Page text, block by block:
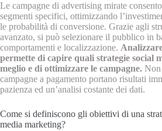
Le campagne di advertising mirate
segmenti specifici, ottimizzando
le probabilità di conversione. Grazie agli
avanzato, si può selezionare il pubblico in
comportamenti e localizzazione.
permette di capire quali strategie social
meglio e di ottimizzare le campagne. Non
campagne a pagamento portano risultati
pazienza ed un’analisi costante dei dati.
Come si definiscono gli obiettivi di una
media marketing?